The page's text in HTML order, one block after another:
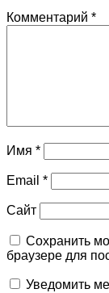
Комментарий *
Имя *
Email *
Сайт
Сохранить
браузере для
Уведомить